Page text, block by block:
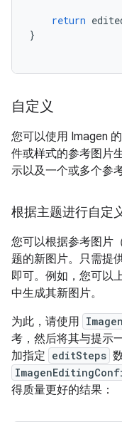
return
}
自定义
您可以使用 Imagen 的
件或样式的参考图片
示以及一个或多个参
根据主题进行自定
您可以根据参考图片
题的新图片。只需提
即可。例如，您可以
中生成其新图片。
为此，请使用
考，然后将其与提示
加指定 editSteps
得质量更好的结果：